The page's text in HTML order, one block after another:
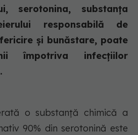
serotonina, substanța
responsabilă de
și bunăstare, poate
împotriva infecțiilor
o substanță chimică a
90% din serotonină este